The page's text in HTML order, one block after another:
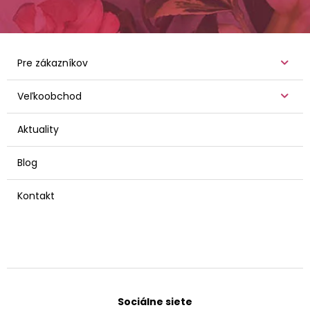
Pre zákazníkov
Veľkoobchod
Aktuality
Blog
Kontakt
Sociálne siete